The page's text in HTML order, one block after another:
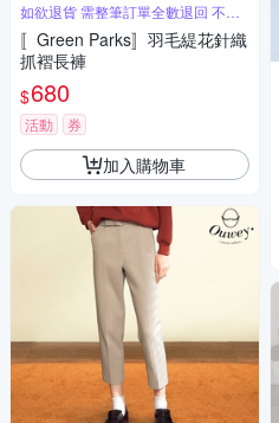
如欲退貨 需整筆訂單全數退回 不能
單退
〚Green Parks〛羽毛緹花針織
抓褶長褲
$680
活動 券
加入購物車